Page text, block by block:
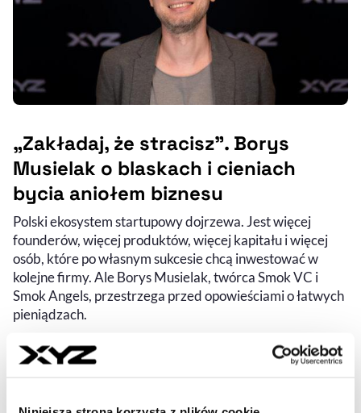
„Zakładaj, że stracisz”. Borys
Musielak o blaskach i cieniach
bycia aniołem biznesu
Polski ekosystem startupowy dojrzewa. Jest więcej
founderów, więcej produktów, więcej kapitału i więcej
osób, które po własnym sukcesie chcą inwestować w
kolejne firmy. Ale Borys Musielak, twórca Smok VC i
Smok Angels, przestrzega przed opowieściami o łatwych
pieniądzach.
CEZARY SZCZEPAŃSKI
- AUTOR ARTYKUŁU - PROFIL